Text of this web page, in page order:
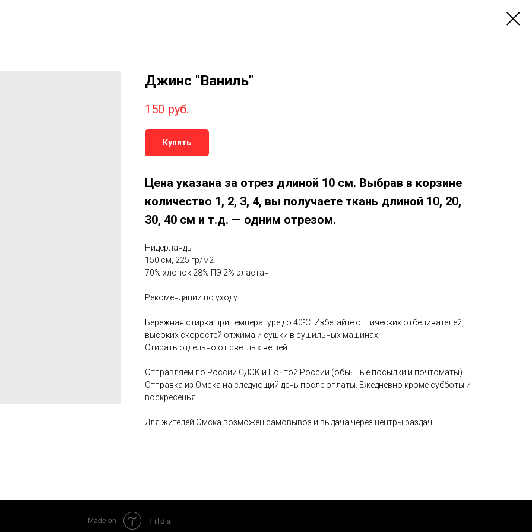
Джинс "Ваниль"
150 руб.
Купить
Цена указана за отрез длиной 10 см. Выбрав в корзине
количество 1, 2, 3, 4, вы получаете ткань длиной 10, 20,
30, 40 см и т.д. — одним отрезом.
Нидерланды
150 см, 225 гр/м2
70% хлопок 28% ПЭ 2% эластан
Рекомендации по уходу:
Бережная стирка при температуре до 40⁰С. Избегайте оптических отбеливателей,
высоких скоростей отжима и сушки в сушильных машинах.
Стирать отдельно от светлых вещей.
Отправляем по России СДЭК и Почтой России (обычные посылки и почтоматы).
Отправка из Омска на следующий день после оплаты. Ежедневно кроме субботы и
воскресенья.
Для жителей Омска возможен самовывоз и выдача через центры раздач.
Made on Tilda